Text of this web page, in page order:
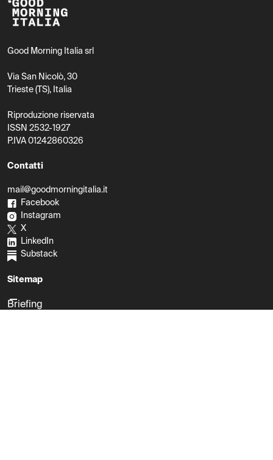
Good Morning Italia srl
Via San Nicolò, 30
Trieste (TS), Italia
Riproduzione riservata
ISSN 2532-1927
P.IVA 01242860326
Contatti
mail@goodmorningitalia.it
Facebook
Instagram
X
LinkedIn
Substack
Sitemap
Briefing